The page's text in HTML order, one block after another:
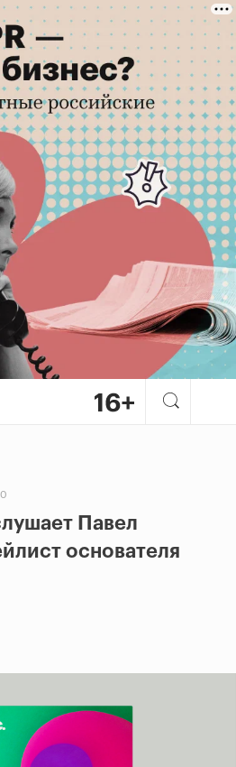
Павел
основателя